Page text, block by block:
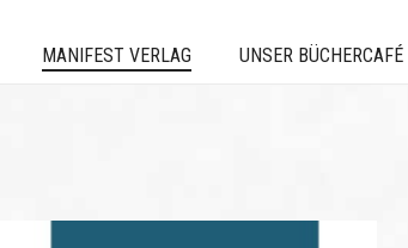
MANIFEST VERLAG UNSER BÜCHERCAFÉ